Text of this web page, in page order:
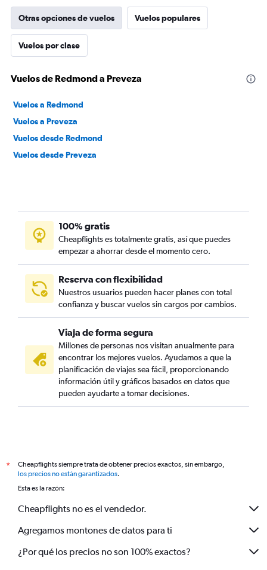
Otras opciones de vuelos Vuelos populares
Vuelos por clase
Vuelos de Redmond a Preveza
Vuelos a Redmond
Vuelos a Preveza
Vuelos desde Redmond
Vuelos desde Preveza
100% gratis
Cheapflights es totalmente gratis, así que puedes
empezar a ahorrar desde el momento cero.
Reserva con flexibilidad
Nuestros usuarios pueden hacer planes con total
confianza y buscar vuelos sin cargos por cambios.
Viaja de forma segura
Millones de personas nos visitan anualmente para
encontrar los mejores vuelos. Ayudamos a que la
planificación de viajes sea fácil, proporcionando
información útil y gráficos basados en datos que
pueden ayudarte a tomar decisiones.
*
Cheapflights siempre trata de obtener precios exactos, sin embargo,
los precios no están garantizados.
Esta es la razón:
Cheapflights no es el vendedor.
Agregamos montones de datos para ti
¿Por qué los precios no son 100% exactos?